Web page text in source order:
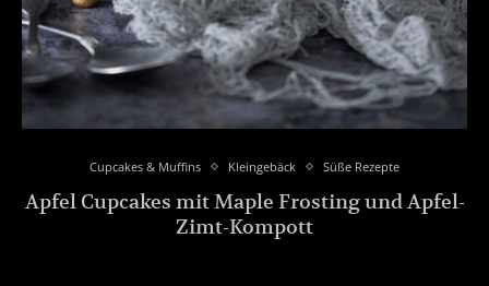
Cupcakes & Muffins Kleingebäck Süße Rezepte
Apfel Cupcakes mit Maple Frosting und Apfel-
Zimt-Kompott